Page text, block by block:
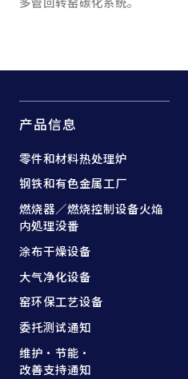
产品信息
零件和材料热处理炉
钢铁和有色金属工厂
燃烧器／燃烧控制设备火焔
内処理没番
涂布干燥设备
大气净化设备
窑环保工艺设备
委托测试通知
维护·节能·
改善支持通知